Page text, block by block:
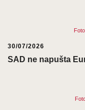
30/07/2026
SAD ne napušta